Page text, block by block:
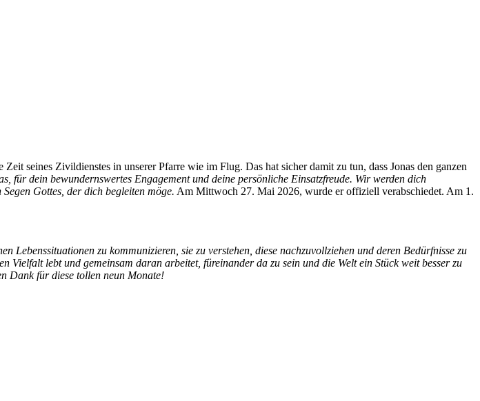
seines Zivildienstes in unserer Pfarre wie im Flug. Das hat sicher damit zu tun, dass Jonas den ganzen
für dein bewundernswertes Engagement und deine persönliche Einsatzfreude. Wir werden dich
Gottes, der dich begleiten möge. Am Mittwoch 27. Mai 2026, wurde er offiziell verabschiedet. Am 1.
zu kommunizieren, sie zu verstehen, diese nachzuvollziehen und deren Bedürfnisse zu
lebt und gemeinsam daran arbeitet, füreinander da zu sein und die Welt ein Stück weit besser zu
Dank für diese tollen neun Monate!